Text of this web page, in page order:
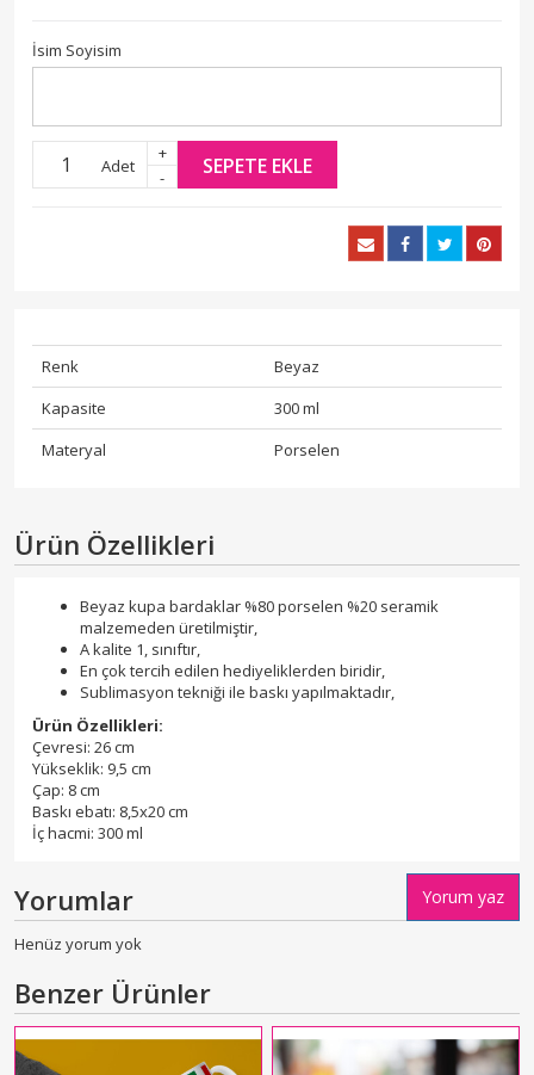
İsim Soyisim
Adet
+
-
SEPETE EKLE
Renk
Beyaz
Kapasite
300 ml
Materyal
Porselen
Ürün Özellikleri
Beyaz kupa bardaklar %80 porselen %20 seramik
malzemeden üretilmiştir,
A kalite 1, sınıftır,
En çok tercih edilen hediyeliklerden biridir,
Sublimasyon tekniği ile baskı yapılmaktadır,
Ürün Özellikleri:
Çevresi: 26 cm
Yükseklik: 9,5 cm
Çap: 8 cm
Baskı ebatı: 8,5x20 cm
İç hacmi: 300 ml
Yorumlar Yorum yaz
Henüz yorum yok
Benzer Ürünler